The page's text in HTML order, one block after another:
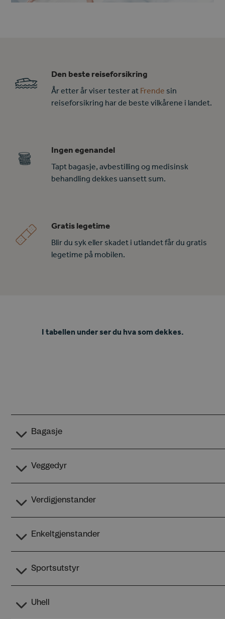
Den beste reiseforsikring
År etter år viser tester at Frende sin
reiseforsikring har de beste vilkårene i landet.
Ingen egenandel
Tapt bagasje, avbestilling og medisinsk
behandling dekkes uansett sum.
Gratis legetime
Blir du syk eller skadet i utlandet får du gratis
legetime på mobilen.
I tabellen under ser du hva som dekkes.